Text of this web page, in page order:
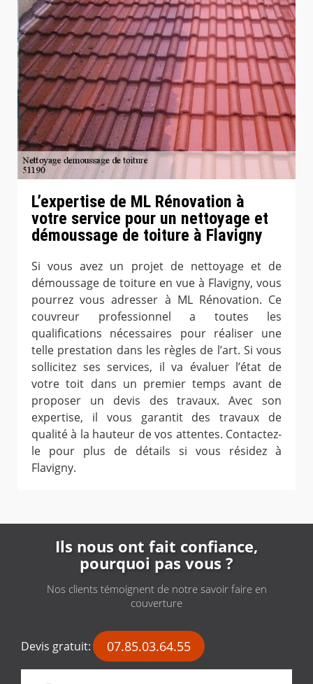
L’expertise de ML Rénovation à
votre service pour un nettoyage et
démoussage de toiture à Flavigny
Si vous avez un projet de nettoyage et de
démoussage de toiture en vue à Flavigny, vous
pourrez vous adresser à ML Rénovation. Ce
couvreur professionnel a toutes les
qualifications nécessaires pour réaliser une
telle prestation dans les règles de l’art. Si vous
sollicitez ses services, il va évaluer l’état de
votre toit dans un premier temps avant de
proposer un devis des travaux. Avec son
expertise, il vous garantit des travaux de
qualité à la hauteur de vos attentes. Contactez-
le pour plus de détails si vous résidez à
Flavigny.
Ils nous ont fait confiance,
pourquoi pas vous ?
Nos clients témoignent de notre savoir faire en
couverture
Devis gratuit: 07.85.03.64.55